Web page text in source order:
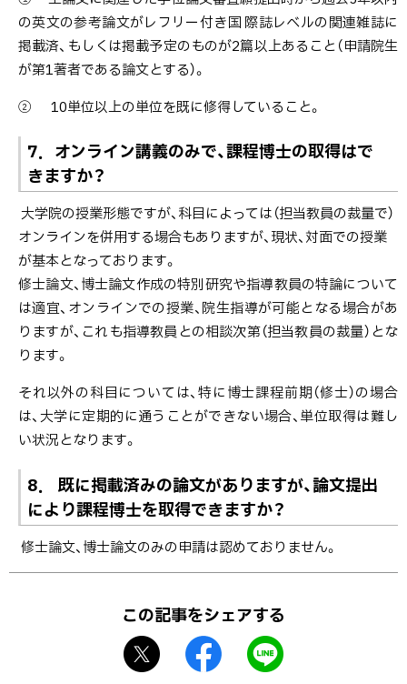
の英文の参考論文がレフリー付き国 際誌レベルの関連雑誌に
掲載済、もしくは掲載予定のものが2篇以上あること（申請院生
が第1著者である論文とする）。
② 10単位以上の単位を既に修得していること。
7．オンライン講義のみで、課程博士の取得はで
きますか？
大学院の授業形態ですが、科目によっては（担当教員の裁量で）
オンラインを併用する場合もありますが、現状、対面での授業
が基本となっております。
修士論文、博士論文作成の特別研究や指導教員の特論について
は適宜、オンラインでの授業、院生指導が可能となる場合があ
りますが、これも指導教員との相談次第（担当教員の裁量）とな
ります。
それ以外の科目については、特に博士課程前期（修士）の場合
は、大学に定期的に通うことができない場合、単位取得は難し
い状況となります。
8． 既に掲載済みの論文がありますが、論文提出
により課程博士を取得できますか？
修士論文、博士論文のみの申請は認めておりません。
この記事をシェアする